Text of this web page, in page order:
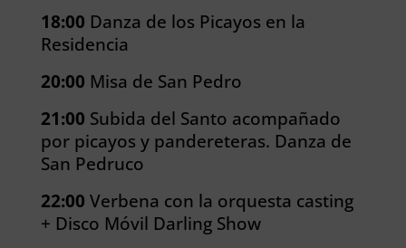
18:00 Danza de los Picayos en la
Residencia
20:00 Misa de San Pedro
21:00 Subida del Santo acompañado
por picayos y pandereteras. Danza de
San Pedruco
22:00 Verbena con la orquesta casting
+ Disco Móvil Darling Show